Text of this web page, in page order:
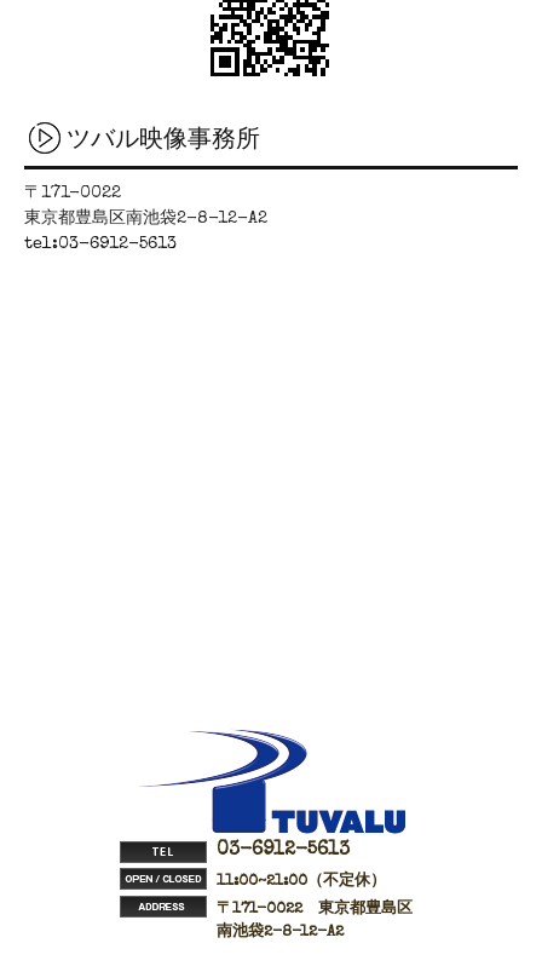
03-6912-5613
11:00~21:00（不定休）
〒171-0022 東京都豊島区
南池袋2-8-12-A2
ツバル映像事務所
〒171-0022
東京都豊島区南池袋2-8-12-A2
tel:03-6912-5613